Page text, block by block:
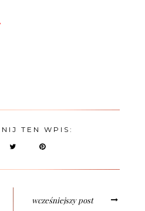
TEN WPIS:
wcześniejszy post